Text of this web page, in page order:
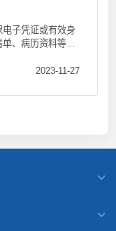
子凭证或有效身
、病历资料等）
2023-11-27